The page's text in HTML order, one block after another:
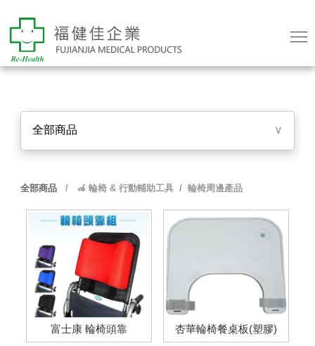
全部商品 ∨
全部商品 / 🦽 輪椅 & 行動輔助工具 / 輪椅周邊產品
富士康 輪椅頭靠 杏華輪椅餐桌板(塑膠)